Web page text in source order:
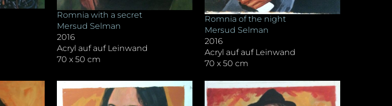
Romnia with a secret
Mersud Selman
2016
Acryl auf auf Leinwand
70 x 50 cm
Romnia of the night
Mersud Selman
2016
Acryl auf auf Leinwand
70 x 50 cm